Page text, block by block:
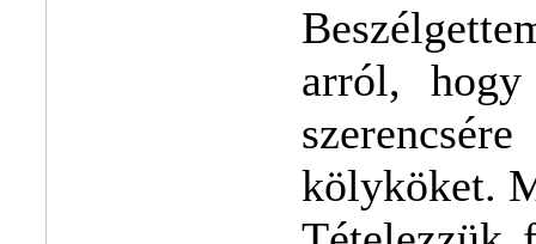
arról,
kölyköket.